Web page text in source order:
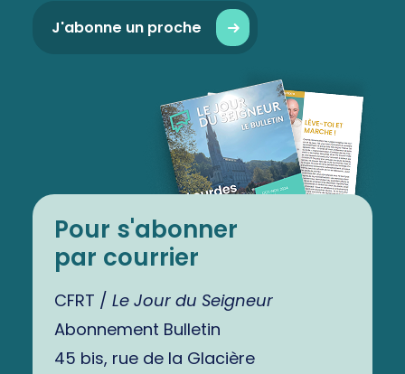
J'abonne un proche
Pour s'abonner
par courrier
CFRT / Le Jour du Seigneur
Abonnement Bulletin
45 bis, rue de la Glacière